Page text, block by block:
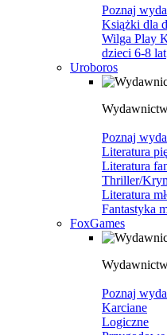
Poznaj
Książki dla
Wilga Play
dzieci 6-8 lat
Uroboros
Poznaj
Literatura
Literatura
Thriller/
Literatura
Fantastyka
FoxGames
Poznaj
Karciane
Logiczne